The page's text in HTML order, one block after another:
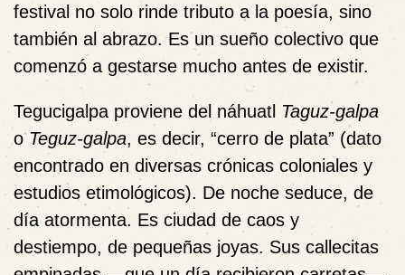
festival no solo rinde tributo a la poesía, sino
también al abrazo. Es un sueño colectivo que
comenzó a gestarse mucho antes de existir.
Tegucigalpa proviene del náhuatl Taguz-galpa
o Teguz-galpa, es decir, “cerro de plata” (dato
encontrado en diversas crónicas coloniales y
estudios etimológicos). De noche seduce, de
día atormenta. Es ciudad de caos y
destiempo, de pequeñas joyas. Sus callecitas